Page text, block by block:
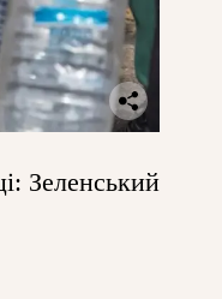
Зеленський